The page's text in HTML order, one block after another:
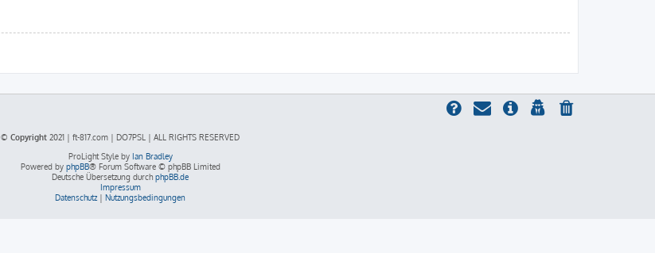
© Copyright 2021 | ft-817.com | DO7PSL | ALL RIGHTS RESERVED
ProLight Style by Ian Bradley
Powered by phpBB® Forum Software © phpBB Limited
Deutsche Übersetzung durch phpBB.de
Impressum
Datenschutz | Nutzungsbedingungen